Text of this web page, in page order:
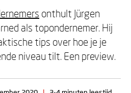
onthult Jürgen
als topondernemer. Hij
tips over hoe je je
niveau tilt. Een preview.